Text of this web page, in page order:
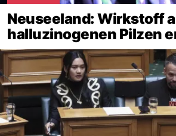
Neuseeland: Wirkstoff
halluzinogenen Pilzen